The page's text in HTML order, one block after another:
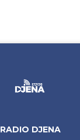
RADIO DJENA